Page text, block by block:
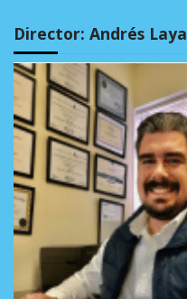
Director: Andrés Laya